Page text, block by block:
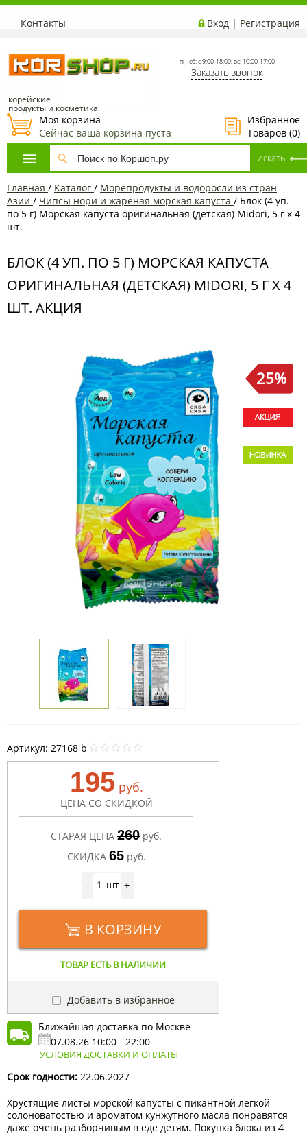
Контакты Вход | Регистрация
корейские
продукты и косметика
пн-сб: с 9:00-18:00; вс: 10:00-17:00
Заказать звонок
Избранное
Товаров (0)
Моя корзина
Сейчас ваша корзина пуста
Главная / Каталог / Морепродукты и водоросли из стран
Азии / Чипсы нори и жареная морская капуста / Блок (4 уп.
по 5 г) Морская капуста оригинальная (детская) Midori, 5 г х 4
шт.
БЛОК (4 УП. ПО 5 Г) МОРСКАЯ КАПУСТА
ОРИГИНАЛЬНАЯ (ДЕТСКАЯ) MIDORI, 5 Г Х 4
ШТ. АКЦИЯ
25%
Артикул: 27168 b
195 руб.
ЦЕНА СО СКИДКОЙ
СТАРАЯ ЦЕНА 260 руб.
СКИДКА 65 руб.
- шт +
В КОРЗИНУ
ТОВАР ЕСТЬ В НАЛИЧИИ
Добавить в избранное
Ближайшая доставка по Москве
07.08.26 10:00 - 22:00
УСЛОВИЯ ДОСТАВКИ И ОПЛАТЫ
Срок годности: 22.06.2027
Хрустящие листы морской капусты с пикантной легкой
солоноватостью и ароматом кунжутного масла понравятся
даже очень разборчивым в еде детям. Покупка блока из 4